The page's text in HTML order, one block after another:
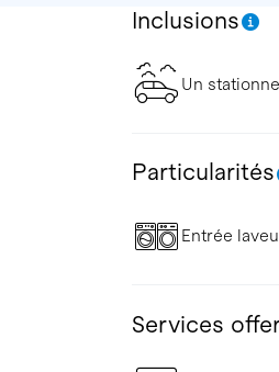
Inclusions
Un
Particularités
Entrée
Services